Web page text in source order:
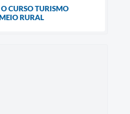
CURSO TURISMO
RURAL